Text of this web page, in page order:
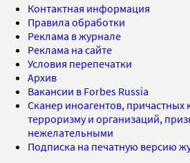
Контактная информация
Правила обработки
Реклама в журнале
Реклама на сайте
Условия перепечатки
Архив
Вакансии в Forbes Russia
Сканер иноагентов, причастных
терроризму и организаций,
нежелательными
Подписка на печатную версию